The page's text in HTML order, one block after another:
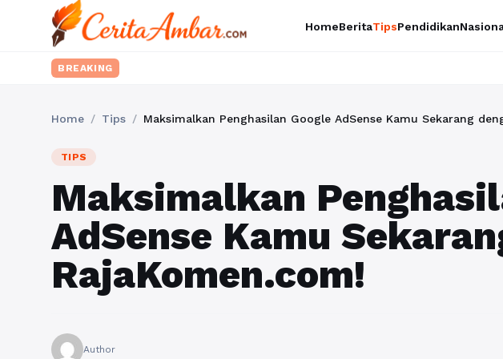
HomeBeritaTipsPendidikan
BREAKING Ingin
Home / Tips / Maksimalkan Penghasilan Google AdSense Kamu Sekarang
TIPS
Maksimalkan
AdSense Kamu
RajaKomen.com!
Author